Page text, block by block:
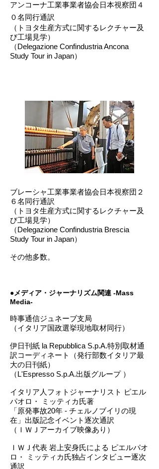
​アンコーナ工業事業者協会日本視察団４
０名同行通訳
（トヨタ生産方式に関するレクチャー及
び工場見学）
（Delegazione Confindustria Ancona
Study Tour in Japan）
ブレーシャ工業事業者協会日本視察団２
６名同行通訳
（トヨタ生産方式に関するレクチャー及
び工場見学）
（Delegazione Confindustria Brescia
Study Tour in Japan）
その他多数。
●メディア・ジャーナリズム関連 -Mass
Media-
時事通信ジュネーブ支局
（イタリア国政選挙現地取材同行）
伊日刊紙 la Repubblica S.p.A.特別取材通
訳コーディネート（発行部数イタリア最
大の日刊紙）
（L'Espresso S.p.A.出版グループ ）
イタリア人フォトジャーナリスト ピエル
パオロ・ ミッティカ氏著
「原発事故20年 - チェルノブイリの現
在」出版記念イベント逐次通訳
（ＩＷＪアーカイブ映像あり）
ＩＷＪ代表 岩上安身氏による ピエルパオ
ロ・ ミッティカ氏独占インタビュー逐次
通訳